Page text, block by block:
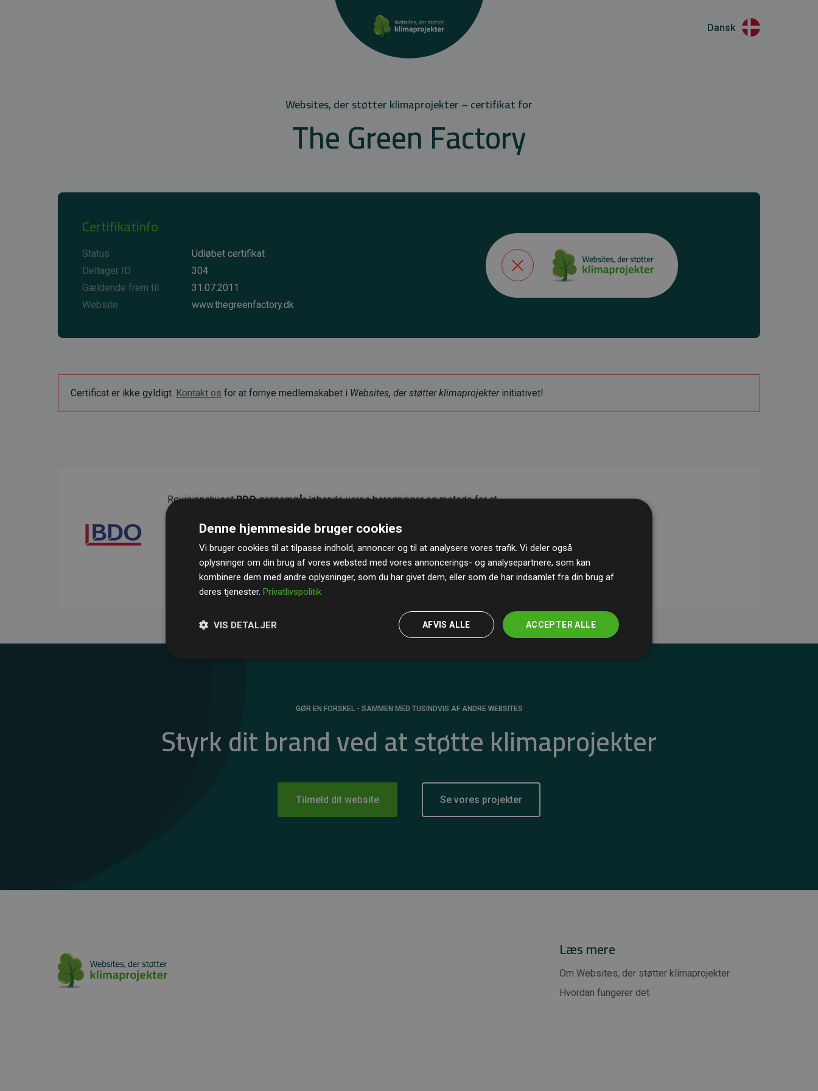
Dansk
Websites, der støtter klimaprojekter – certifikat for
The Green Factory
Certifikatinfo
Status
Udløbet certifikat
Deltager ID
304
Gældende frem til
31.07.2011
Website
www.thegreenfactory.dk
Certificat er ikke gyldigt. Kontakt os for at fornye medlemskabet i Websites, der støtter klimaprojekterinitiativet!
RevisionshusetBDOgennemgår løbende vores beregninger og metode for at
gennemsnit kompenserer for
200% af medlemmernes websites estimerede
CO₂-udledninger .
GØR EN FORSKEL - SAMMEN MED TUSINDVIS AF ANDRE WEBSITES
Styrk dit brand ved at støtte klimaprojekter
Tilmeld dit website Se vores projekter
Læs mere
Om Websites, der støtter klimaprojekter
Hvordan fungerer det
Denne hjemmeside bruger cookies
Vi bruger cookies til at tilpasse indhold, annoncer og til at analysere vores trafik. Vi deler også
oplysninger om din brug af vores websted med vores annoncerings- og analysepartnere, som kan
kombinere dem med andre oplysninger, som du har givet dem, eller som de har indsamlet fra din brug af
deres tjenester. Privatlivspolitik
ACCEPTER ALLE
AFVIS ALLE
VIS DETALJER